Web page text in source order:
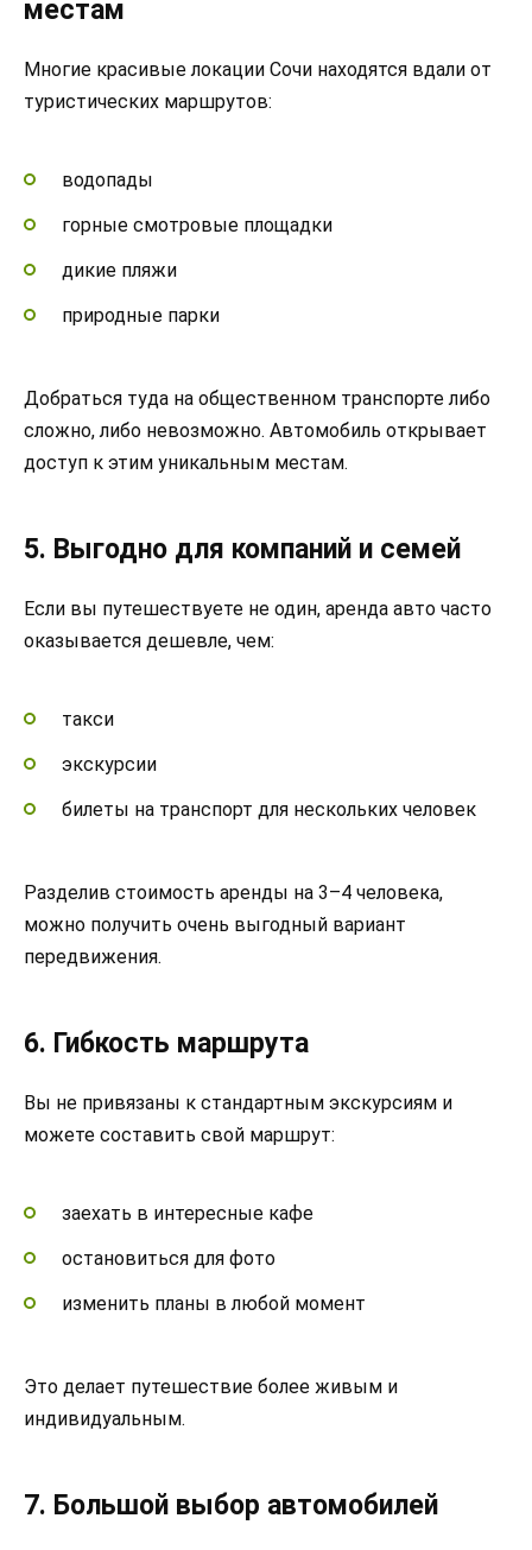
местам
Многие красивые локации Сочи находятся вдали от
туристических маршрутов:
водопады
горные смотровые площадки
дикие пляжи
природные парки
Добраться туда на общественном транспорте либо
сложно, либо невозможно. Автомобиль открывает
доступ к этим уникальным местам.
5. Выгодно для компаний и семей
Если вы путешествуете не один, аренда авто часто
оказывается дешевле, чем:
такси
экскурсии
билеты на транспорт для нескольких человек
Разделив стоимость аренды на 3–4 человека,
можно получить очень выгодный вариант
передвижения.
6. Гибкость маршрута
Вы не привязаны к стандартным экскурсиям и
можете составить свой маршрут:
заехать в интересные кафе
остановиться для фото
изменить планы в любой момент
Это делает путешествие более живым и
индивидуальным.
7. Большой выбор автомобилей